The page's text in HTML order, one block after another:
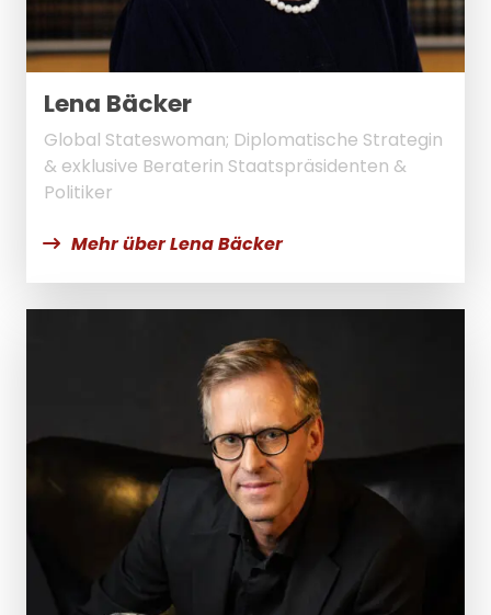
Lena Bäcker
Global Stateswoman; Diplomatische Strategin
& exklusive Beraterin Staatspräsidenten &
Politiker
Mehr über Lena Bäcker